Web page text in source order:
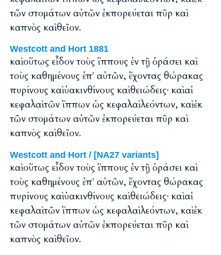
τῶν στομάτων αὐτῶν ἐκπορεύεται πῦρ καὶ
καπνὸς καὶ θεῖον.
Westcott and Hort 1881
καὶ οὕτως εἶδον τοὺς ἵππους ἐν τῇ ὁράσει καὶ
τοὺς καθημένους ἐπ' αὐτῶν, ἔχοντας θώρακας
πυρίνους καὶ ὑακινθίνους καὶ θειώδεις· καὶ αἱ
κεφαλαὶ τῶν ἵππων ὡς κεφαλαὶ λεόντων, καὶ ἐκ
τῶν στομάτων αὐτῶν ἐκπορεύεται πῦρ καὶ
καπνὸς καὶ θεῖον.
Westcott and Hort / [NA27 variants]
καὶ οὕτως εἶδον τοὺς ἵππους ἐν τῇ ὁράσει καὶ
τοὺς καθημένους ἐπ' αὐτῶν, ἔχοντας θώρακας
πυρίνους καὶ ὑακινθίνους καὶ θειώδεις· καὶ αἱ
κεφαλαὶ τῶν ἵππων ὡς κεφαλαὶ λεόντων, καὶ ἐκ
τῶν στομάτων αὐτῶν ἐκπορεύεται πῦρ καὶ
καπνὸς καὶ θεῖον.